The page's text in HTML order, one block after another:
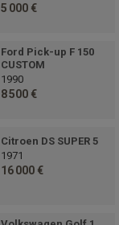
5 000 €
Ford Pick-up F 150
CUSTOM
1990
8 500 €
Citroen DS SUPER 5
1971
16 000 €